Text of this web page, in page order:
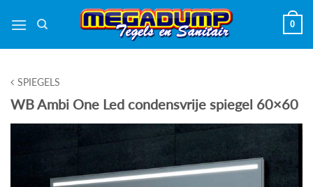
naar
0
SPIEGELS
WB Ambi One Led condensvrije spiegel 60×60